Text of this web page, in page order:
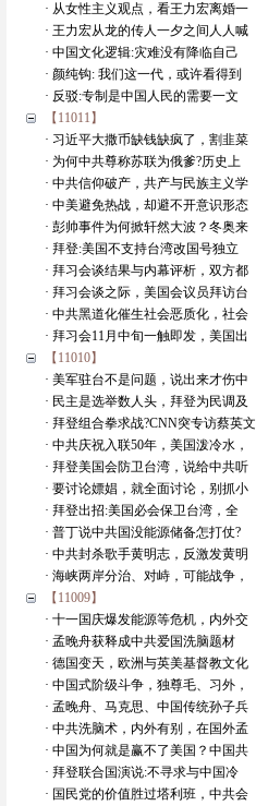
· 从女性主义观点，看王力宏离婚一
· 王力宏从龙的传人一夕之间人人喊
· 中国文化逻辑:灾难没有降临自己
· 颜纯钩: 我们这一代，或许看得到
· 反驳:专制是中国人民的需要一文
【11011】
· 习近平大撒币缺钱缺疯了，割韭菜
· 为何中共尊称苏联为俄爹?历史上
· 中共信仰破产，共产与民族主义学
· 中美避免热战，却避不开意识形态
· 彭帅事件为何掀轩然大波？冬奥来
· 拜登:美国不支持台湾改国号独立
· 拜习会谈结果与内幕评析，双方都
· 拜习会谈之际，美国会议员拜访台
· 中共黑道化催生社会恶质化，社会
· 拜习会11月中旬一触即发，美国出
【11010】
· 美军驻台不是问题，说出来才伤中
· 民主是选举数人头，拜登为民调及
· 拜登组合拳求战?CNN突专访蔡英文
· 中共庆祝入联50年，美国泼冷水，
· 拜登美国会防卫台湾，说给中共听
· 要讨论嫖娼，就全面讨论，别抓小
· 拜登出招:美国必会保卫台湾，全
· 普丁说中共国没能源储备怎打仗?
· 中共封杀歌手黄明志，反激发黄明
· 海峡两岸分治、对峙，可能战争，
【11009】
· 十一国庆爆发能源等危机，内外交
· 孟晚舟获释成中共爱国洗脑题材
· 德国变天，欧洲与英美基督教文化
· 中国式阶级斗争，独尊毛、习外，
· 孟晚舟、马克思、中国传统孙子兵
· 中共洗脑术，内外有别，在国外孟
· 中国为何就是赢不了美国？中国共
· 拜登联合国演说:不寻求与中国冷
· 国民党的价值胜过塔利班，中共会